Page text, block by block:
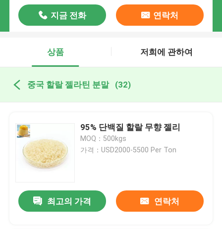
지금 전화 연락처
상품 저희에 관하여
중국 할랄 젤라틴 분말 (32)
95% 단백질 할랄 무향 젤리
MOQ：500kgs
가격：USD2000-5500 Per Ton
최고의 가격 연락처